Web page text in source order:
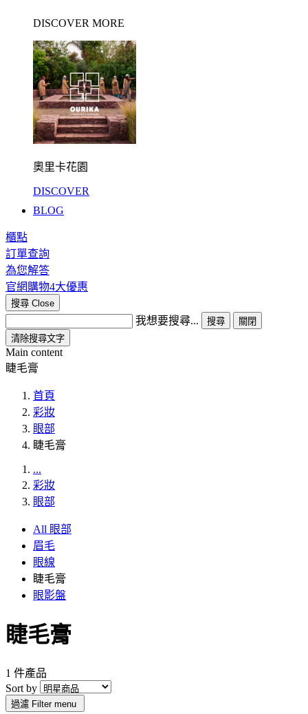
DISCOVER MORE
奧里卡花園
DISCOVER
BLOG
櫃點
訂單查詢
為您解答
官網購物4大優惠
搜尋 Close
我想要搜尋... 搜尋
關閉
清除搜尋文字
Main content
睫毛膏
首頁
彩妝
眼部
睫毛膏
...
彩妝
眼部
All 眼部
眉毛
眼線
睫毛膏
眼影盤
睫毛膏
1 件產品
Sort by
過濾 Filter menu